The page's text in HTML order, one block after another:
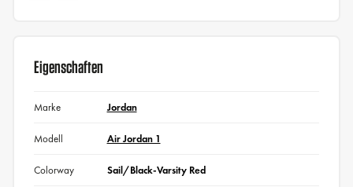
Eigenschaften
Marke Jordan
Modell Air Jordan 1
Colorway Sail/Black-Varsity Red